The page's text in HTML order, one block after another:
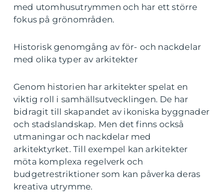
med utomhusutrymmen och har ett större
fokus på grönområden.
Historisk genomgång av för- och nackdelar
med olika typer av arkitekter
Genom historien har arkitekter spelat en
viktig roll i samhällsutvecklingen. De har
bidragit till skapandet av ikoniska byggnader
och stadslandskap. Men det finns också
utmaningar och nackdelar med
arkitektyrket. Till exempel kan arkitekter
möta komplexa regelverk och
budgetrestriktioner som kan påverka deras
kreativa utrymme.